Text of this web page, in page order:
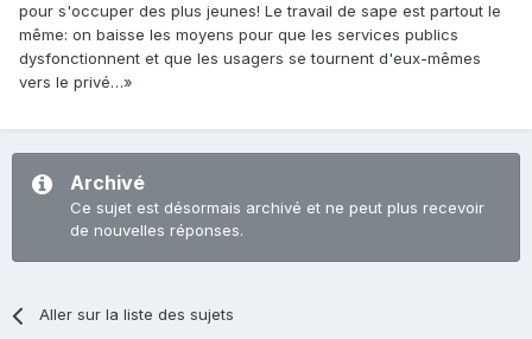
pour s'occuper des plus jeunes! Le travail de sape est partout le
même: on baisse les moyens pour que les services publics
dysfonctionnent et que les usagers se tournent d'eux-mêmes
vers le privé…»
Archivé
Ce sujet est désormais archivé et ne peut plus recevoir
de nouvelles réponses.
Aller sur la liste des sujets